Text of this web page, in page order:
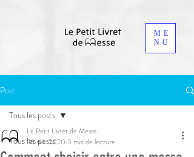
ME
NU
Post
Tous les posts
Tous les posts
Le Petit Livret de Messe
26 avr. 2020 3 min de lecture